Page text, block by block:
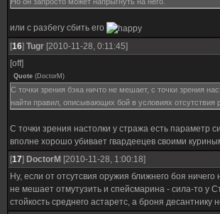
или с разбегу сбить его
[16] Tugr [2010-11-28, 0:11:45]
[off]
Quote (DoctorM )
С точки зрения бэка ничто не мешает, с точки зрения
найти правил, описывающих бой в условиях отсутствия
С точки зрения настолки у стража есть параметр
вполне хорошо убивает гвардеецев своими
[17] DoctorM [2010-11-28, 1:00:18]
Ну, если от отсутсвия оружия ближнего боя ничего
не мешает отмутузить и спейсмарина - сила-то у
стойкость среднего астаретс, а броня десантнику